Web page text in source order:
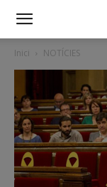
Inici NOTÍCIES